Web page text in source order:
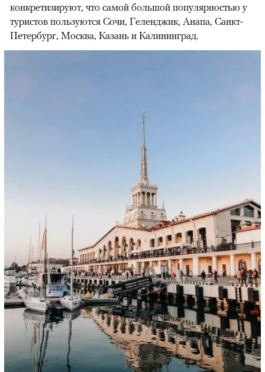
конкретизируют, что самой большой популярностью у
туристов пользуются Сочи, Геленджик, Анапа, Санкт-
Петербург, Москва, Казань и Калининград.